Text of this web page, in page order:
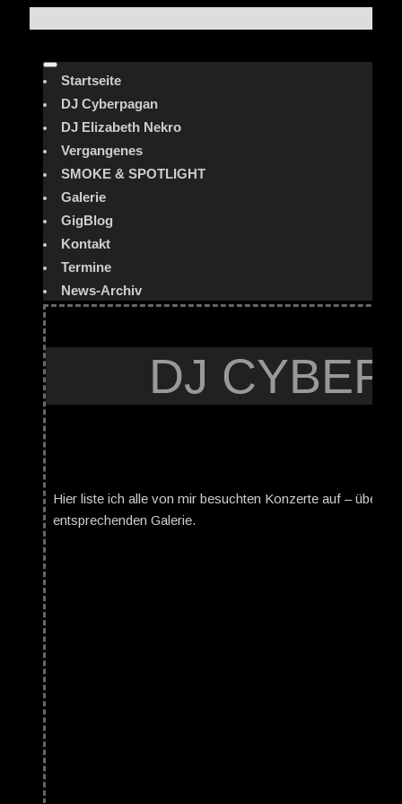
Startseite
DJ Cyberpagan
DJ Elizabeth Nekro
Vergangenes
SMOKE & SPOTLIGHT
Galerie
GigBlog
Kontakt
Termine
News-Archiv
DJ
Hier liste ich alle von mir besuchten Konzerte auf – über
entsprechenden Galerie.